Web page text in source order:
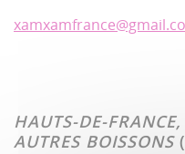
HAUTS-DE-
AUTRES BOISSONS